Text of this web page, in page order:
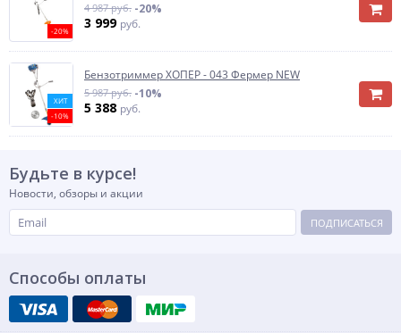
-20%
4 987 руб. -20%
3 999 руб.
ХИТ
-10%
Бензотриммер ХОПЕР - 043 Фермер NEW
5 987 руб. -10%
5 388 руб.
Будьте в курсе!
Новости, обзоры и акции
ПОДПИСАТЬСЯ
Способы оплаты